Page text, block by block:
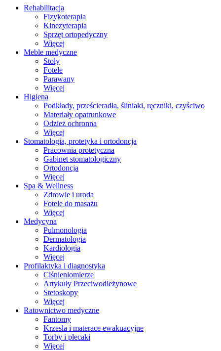
Rehabilitacja
Fizykoterapia
Kinezyterapia
Sprzęt ortopedyczny
Więcej
Meble medyczne
Stoły
Fotele
Parawany
Więcej
Higiena
Podkłady, prześcieradła, śliniaki, ręczniki, czyściwo
Materiały opatrunkowe
Odzież ochronna
Więcej
Stomatologia, protetyka i ortodoncja
Pracownia protetyczna
Gabinet stomatologiczny
Ortodoncja
Więcej
Spa & Wellness
Zdrowie i uroda
Fotele do masażu
Więcej
Medycyna
Pulmonologia
Dermatologia
Kardiologia
Więcej
Profilaktyka i diagnostyka
Ciśnieniomierze
Artykuły Przeciwodleżynowe
Stetoskopy
Więcej
Ratownictwo medyczne
Fantomy
Krzesła i materace ewakuacyjne
Torby i plecaki
Więcej